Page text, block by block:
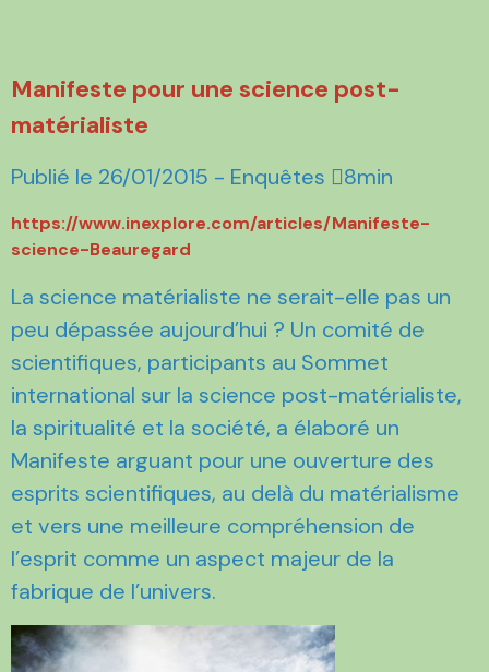
Manifeste pour une science post-
matérialiste
Publié le 26/01/2015 - Enquêtes 8min
https://www.inexplore.com/articles/Manifeste-
science-Beauregard
La science matérialiste ne serait-elle pas un
peu dépassée aujourd’hui ? Un comité de
scientifiques, participants au Sommet
international sur la science post-matérialiste,
la spiritualité et la société, a élaboré un
Manifeste arguant pour une ouverture des
esprits scientifiques, au delà du matérialisme
et vers une meilleure compréhension de
l’esprit comme un aspect majeur de la
fabrique de l’univers.